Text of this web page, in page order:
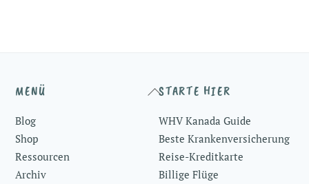
Back
Top
MENÜ
Blog
Shop
Ressourcen
Archiv
STARTE HIER
WHV Kanada Guide
Beste Krankenversicherung
Reise-Kreditkarte
Billige Flüge